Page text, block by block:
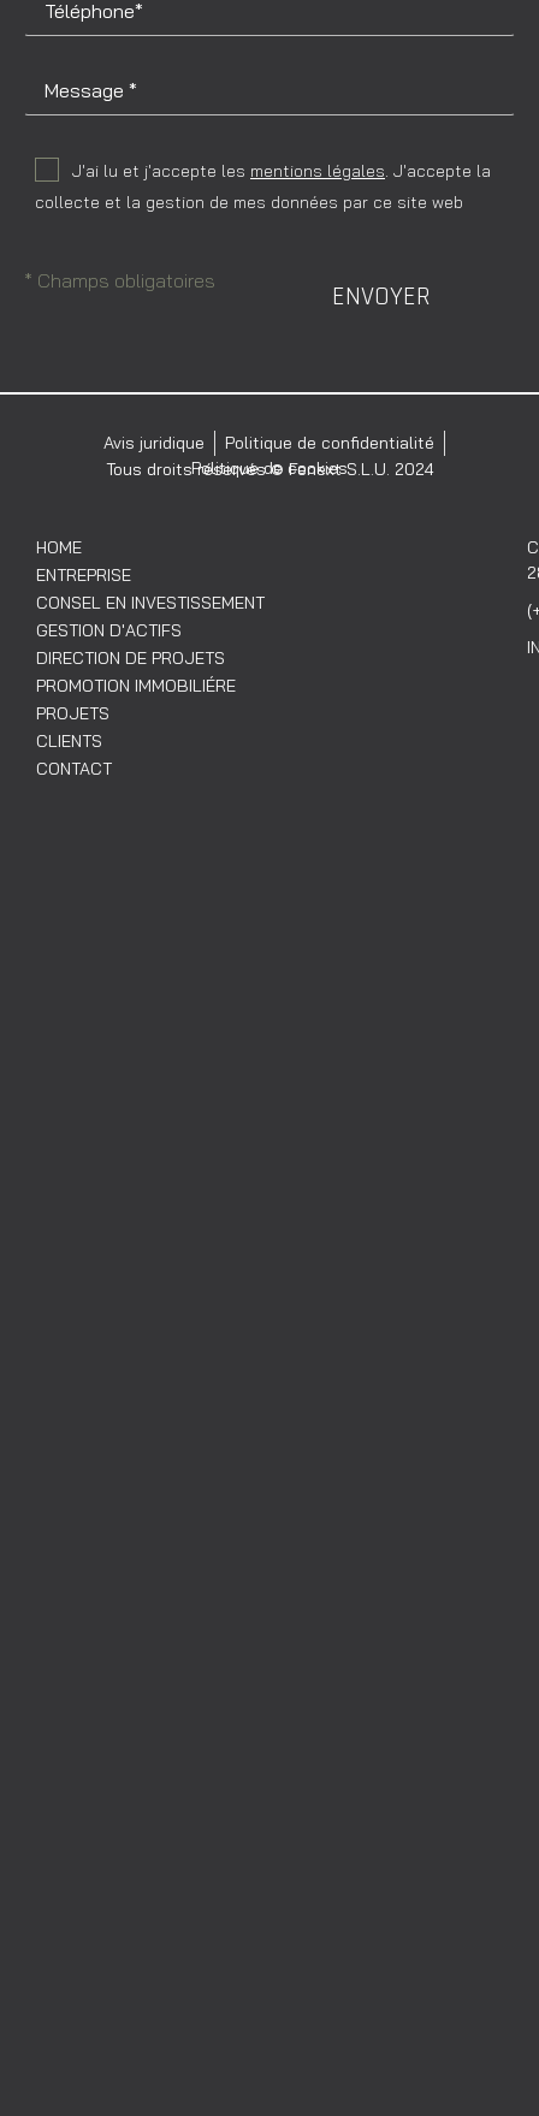
J'ai lu et j'accepte les mentions légales . J'accepte la
collecte et la gestion de mes données par ce site web
* Champs obligatoires ENVOYER
Avis juridique
Politique de confidentialité
Politique de cookies
Tous droits réservés © Fenext S.L.U. 2024
HOME
ENTREPRISE
CONSEL EN INVESTISSEMENT
GESTION D'ACTIFS
DIRECTION DE PROJETS
PROMOTION IMMOBILIÉRE
PROJETS
CLIENTS
CONTACT